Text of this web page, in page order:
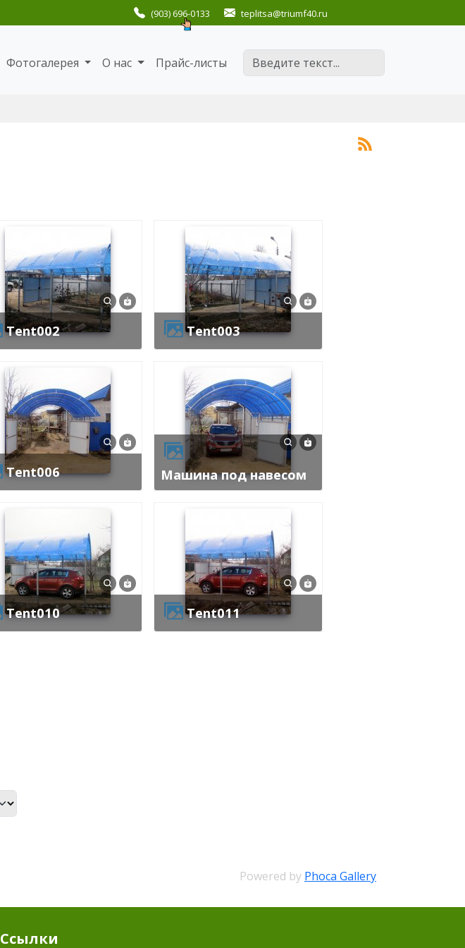
(903) 696-0133 teplitsa@triumf40.ru
Фотогалерея О нас Прайс-листы Поиск
tent002 tent003
tent006 Машина под навесом
tent010 tent011
Powered by Phoca Gallery
Ссылки